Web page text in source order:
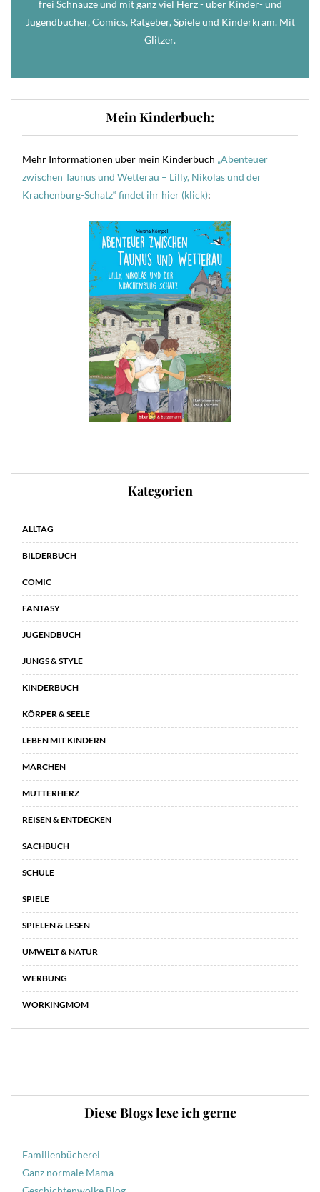
frei Schnauze und mit ganz viel Herz - über Kinder- und
Jugendbücher, Comics, Ratgeber, Spiele und Kinderkram. Mit
Glitzer.
Mein Kinderbuch:
Mehr Informationen über mein Kinderbuch „Abenteuer
zwischen Taunus und Wetterau – Lilly, Nikolas und der
Krachenburg-Schatz“ findet ihr hier (klick):
Kategorien
ALLTAG
BILDERBUCH
COMIC
FANTASY
JUGENDBUCH
JUNGS & STYLE
KINDERBUCH
KÖRPER & SEELE
LEBEN MIT KINDERN
MÄRCHEN
MUTTERHERZ
REISEN & ENTDECKEN
SACHBUCH
SCHULE
SPIELE
SPIELEN & LESEN
UMWELT & NATUR
WERBUNG
WORKINGMOM
Diese Blogs lese ich gerne
Familienbücherei
Ganz normale Mama